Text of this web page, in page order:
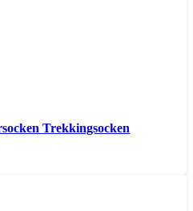
Trekkingsocken